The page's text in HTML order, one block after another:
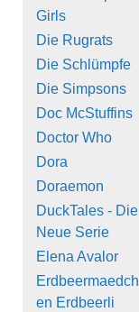
Girls
Die Rugrats
Die Schlümpfe
Die Simpsons
Doc McStuffins
Doctor Who
Dora
Doraemon
DuckTales - Die
Neue Serie
Elena Avalor
Erdbeermaedch
en Erdbeerli